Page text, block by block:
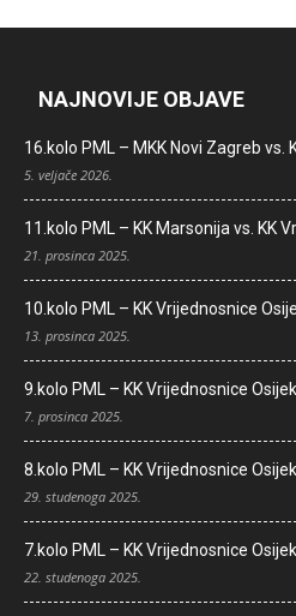
NAJNOVIJE OBJAVE
16.kolo PML – MKK Novi Zagreb vs.
5. veljače 2026.
11.kolo PML – KK Marsonija vs. KK
21. prosinca 2025.
10.kolo PML – KK Vrijednosnice
13. prosinca 2025.
9.kolo PML – KK Vrijednosnice
7. prosinca 2025.
8.kolo PML – KK Vrijednosnice
29. studenoga 2025.
7.kolo PML – KK Vrijednosnice
22. studenoga 2025.